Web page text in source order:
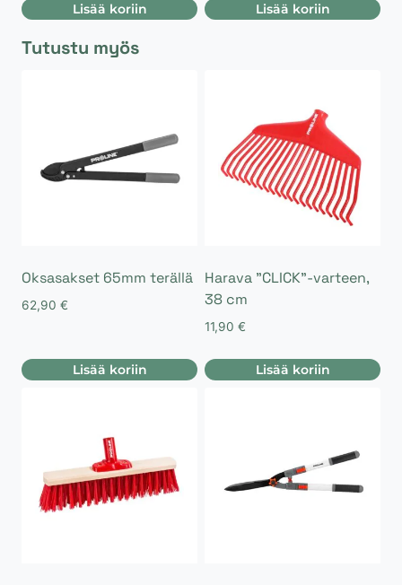
Lisää koriin Lisää koriin
Tutustu myös
Oksasakset 65mm terällä
62,90 €
Lisää koriin
Harava ”CLICK”-varteen,
38 cm
11,90 €
Lisää koriin